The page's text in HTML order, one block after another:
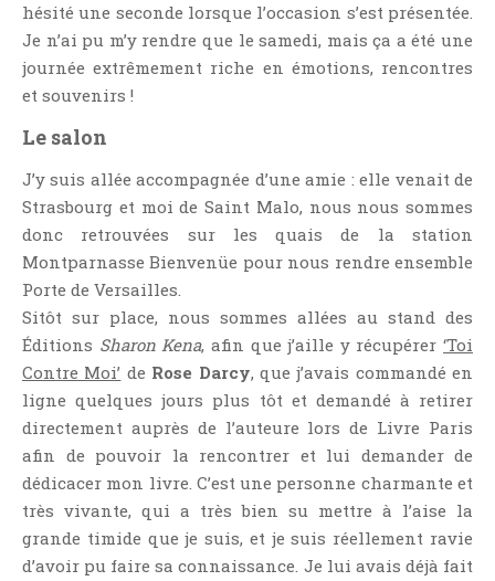
hésité une seconde lorsque l’occasion s’est présentée.
Je n’ai pu m’y rendre que le samedi, mais ça a été une
journée extrêmement riche en émotions, rencontres
et souvenirs !
Le salon
J’y suis allée accompagnée d’une amie : elle venait de
Strasbourg et moi de Saint Malo, nous nous sommes
donc retrouvées sur les quais de la station
Montparnasse Bienvenüe pour nous rendre ensemble
Porte de Versailles.
Sitôt sur place, nous sommes allées au stand des
Éditions Sharon Kena, afin que j’aille y récupérer ‘Toi
Contre Moi’ de Rose Darcy, que j’avais commandé en
ligne quelques jours plus tôt et demandé à retirer
directement auprès de l’auteure lors de Livre Paris
afin de pouvoir la rencontrer et lui demander de
dédicacer mon livre. C’est une personne charmante et
très vivante, qui a très bien su mettre à l’aise la
grande timide que je suis, et je suis réellement ravie
d’avoir pu faire sa connaissance. Je lui avais déjà fait